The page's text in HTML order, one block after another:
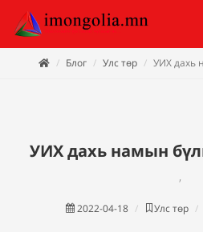
Блог Улс төр УИХ дахь
УИХ дахь намын
,
2022-04-18 Улс төр